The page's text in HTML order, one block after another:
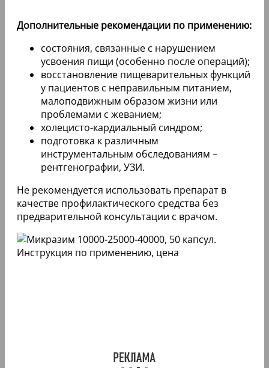
Дополнительные рекомендации по применению:
состояния, связанные с нарушением
усвоения пищи (особенно после операций);
восстановление пищеварительных функций
у пациентов с неправильным питанием,
малоподвижным образом жизни или
проблемами с жеванием;
холецисто-кардиальный синдром;
подготовка к различным
инструментальным обследованиям –
рентгенографии, УЗИ.
Не рекомендуется использовать препарат в
качестве профилактического средства без
предварительной консультации с врачом.